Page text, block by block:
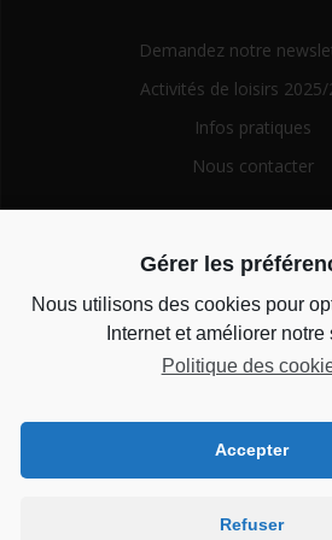
Demandez notre
Activités de loisirs 2025/
Infos pratiques
Nous contacter
for:
Horaires
Du lundi au vendredi de 14h à 18h et
Bienvenue
Gérer les
Nous utilisons des cookies pour
Internet et améliorer notre
Politique des
Accepter
Refuser